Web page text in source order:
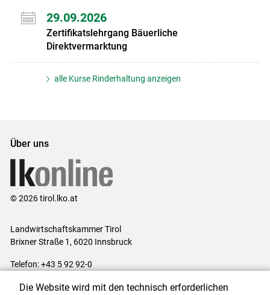
29.09.2026
Zertifikatslehrgang Bäuerliche
Direktvermarktung
alle Kurse Rinderhaltung anzeigen
Über uns
© 2026 tirol.lko.at
Landwirtschaftskammer Tirol
Brixner Straße 1, 6020 Innsbruck
Telefon: +43 5 92 92-0
Die Website wird mit den technisch erforderlichen